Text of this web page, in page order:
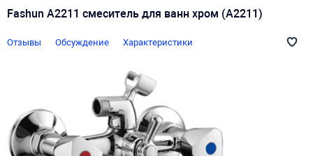
Fashun A2211 смеситель для ванн хром (A2211)
Отзывы Обсуждение Характеристики